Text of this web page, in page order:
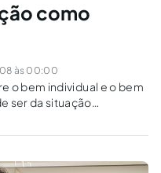
como
às 00:00
o bem individual e o bem
ser da situação
o bem individual se
dos demais e do próprio